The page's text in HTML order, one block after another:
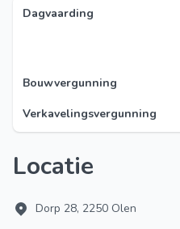
Dagvaarding
Bouwvergunning
Verkavelingsvergunning
Locatie
Dorp 28, 2250 Olen